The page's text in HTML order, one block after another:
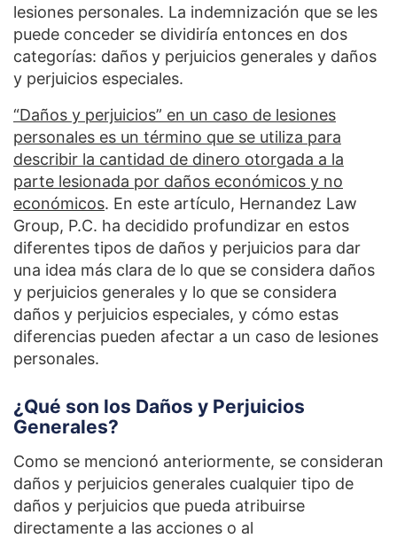
lesiones personales. La indemnización que se les
puede conceder se dividiría entonces en dos
categorías: daños y perjuicios generales y daños
y perjuicios especiales.
“Daños y perjuicios” en un caso de lesiones
personales es un término que se utiliza para
describir la cantidad de dinero otorgada a la
parte lesionada por daños económicos y no
económicos. En este artículo, Hernandez Law
Group, P.C. ha decidido profundizar en estos
diferentes tipos de daños y perjuicios para dar
una idea más clara de lo que se considera daños
y perjuicios generales y lo que se considera
daños y perjuicios especiales, y cómo estas
diferencias pueden afectar a un caso de lesiones
personales.
¿Qué son los Daños y Perjuicios
Generales?
Como se mencionó anteriormente, se consideran
daños y perjuicios generales cualquier tipo de
daños y perjuicios que pueda atribuirse
directamente a las acciones o al